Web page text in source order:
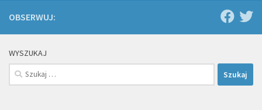
OBSERWUJ:
WYSZUKAJ
Szukaj: